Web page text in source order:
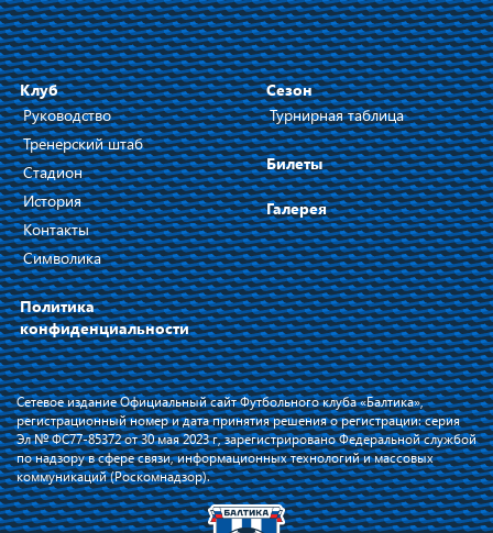
Клуб
Руководство
Тренерский штаб
Стадион
История
Контакты
Символика
Политика
конфиденциальности
Сезон
Турнирная таблица
Билеты
Галерея
Сетевое издание Официальный сайт Футбольного клуба «Балтика»,
регистрационный номер и дата принятия решения о регистрации: серия
Эл № ФС77-85372 от 30 мая 2023 г, зарегистрировано Федеральной службой
по надзору в сфере связи, информационных технологий и массовых
коммуникаций (Роскомнадзор).